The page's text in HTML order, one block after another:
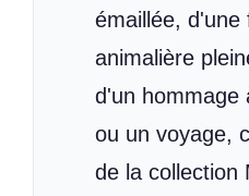
émaillée, d'une
animalière
d'un hommage
ou un voyage,
de la collection